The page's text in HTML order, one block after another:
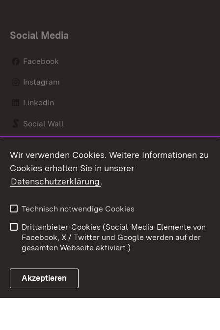
Social Media
Facebook
Instagram
LinkedIn
Social Wall
Link zum Landesportal
Kontakt
Barrierefreiheit
Impressum
Cookies
Wir verwenden Cookies. Weitere Informationen zu
Cookies erhalten Sie in unserer
Datenschutzerklärung.
Technisch notwendige Cookies
Drittanbieter-Cookies (Social-Media-Elemente von
Facebook, X / Twitter und Google werden auf der
gesamten Webseite aktiviert.)
Akzeptieren